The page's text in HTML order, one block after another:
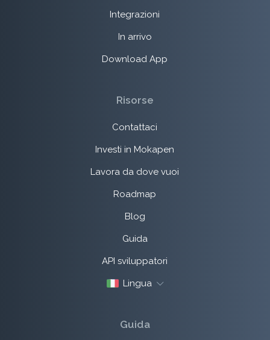
Integrazioni
In arrivo
Download App
Risorse
Contattaci
Investi in Mokapen
Lavora da dove vuoi
Roadmap
Blog
Guida
API sviluppatori
Lingua
Guida